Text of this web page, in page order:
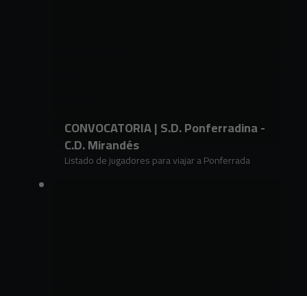
CONVOCATORIA | S.D. Ponferradina -
C.D. Mirandés
Listado de jugadores para viajar a Ponferrada